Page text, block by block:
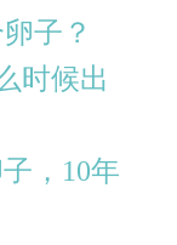
子？
时候出
，10年